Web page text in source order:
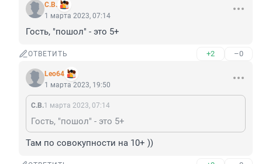
C.B.
1 марта 2023, 07:14
Гость, "пошол" - это 5+
ОТВЕТИТЬ +2 –0
Leo64
1 марта 2023, 19:50
C.B.1 марта 2023, 07:14
Гость, "пошол" - это 5+
Там по совокупности на 10+ ))